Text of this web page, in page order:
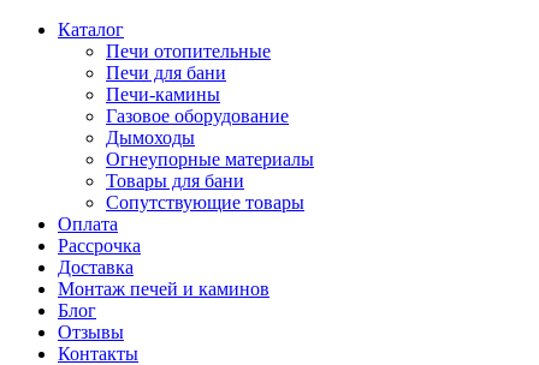
Каталог
Печи отопительные
Печи для бани
Печи-камины
Газовое оборудование
Дымоходы
Огнеупорные материалы
Товары для бани
Сопутствующие товары
Оплата
Рассрочка
Доставка
Монтаж печей и каминов
Блог
Отзывы
Контакты